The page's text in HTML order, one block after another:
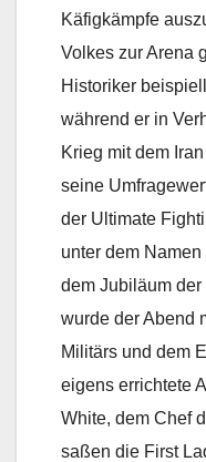
Käfigkämpfe
Volkes zur Arena
Historiker
während er in
Krieg mit dem
seine
der Ultimate
unter dem
dem Jubiläum
wurde der Abend
Militärs und dem
eigens errichtete
White, dem Chef
saßen die First